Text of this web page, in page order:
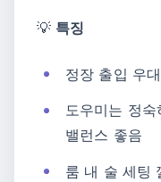
💡 특징
정장 출입 우
도우미는 정
밸런스 좋음
룸 내 술 세팅